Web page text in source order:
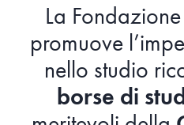
La
promuove
nello studio
borse di